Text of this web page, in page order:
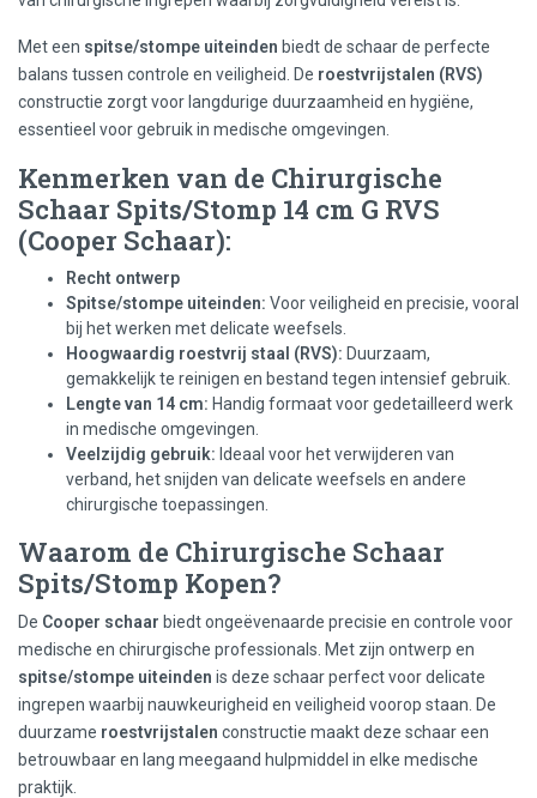
Met een spitse/stompe uiteinden biedt de schaar de perfecte
balans tussen controle en veiligheid. De roestvrijstalen (RVS)
constructie zorgt voor langdurige duurzaamheid en hygiëne,
essentieel voor gebruik in medische omgevingen.
Kenmerken van de Chirurgische
Schaar Spits/Stomp 14 cm G RVS
(Cooper Schaar):
Recht ontwerp
Spitse/stompe uiteinden: Voor veiligheid en precisie, vooral
bij het werken met delicate weefsels.
Hoogwaardig roestvrij staal (RVS): Duurzaam,
gemakkelijk te reinigen en bestand tegen intensief gebruik.
Lengte van 14 cm: Handig formaat voor gedetailleerd werk
in medische omgevingen.
Veelzijdig gebruik: Ideaal voor het verwijderen van
verband, het snijden van delicate weefsels en andere
chirurgische toepassingen.
Waarom de Chirurgische Schaar
Spits/Stomp Kopen?
De Cooper schaar biedt ongeëvenaarde precisie en controle voor
medische en chirurgische professionals. Met zijn ontwerp en
spitse/stompe uiteinden is deze schaar perfect voor delicate
ingrepen waarbij nauwkeurigheid en veiligheid voorop staan. De
duurzame roestvrijstalen constructie maakt deze schaar een
betrouwbaar en lang meegaand hulpmiddel in elke medische
praktijk.